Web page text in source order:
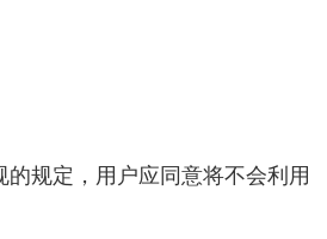
规定，用户应同意将不会利用